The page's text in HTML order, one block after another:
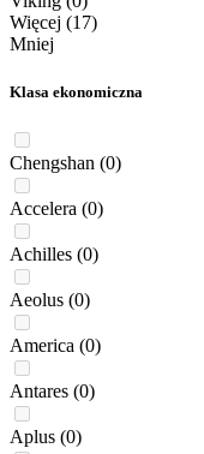
Więcej (17)
Mniej
Klasa ekonomiczna
Chengshan (0)
Accelera (0)
Achilles (0)
Aeolus (0)
America (0)
Antares (0)
Aplus (0)